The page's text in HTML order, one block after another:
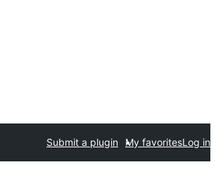
Submit a plugin My favoritesLog in